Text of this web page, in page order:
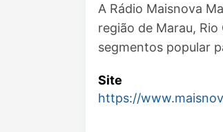
A Rádio Maisnova
região de Marau,
segmentos popular
Site
https://